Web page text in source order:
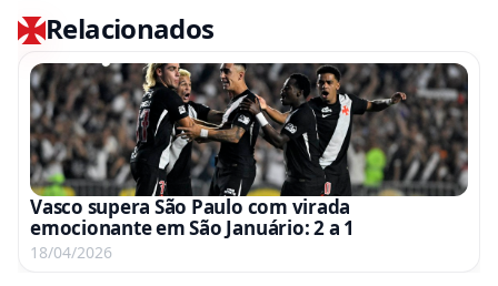
Relacionados
Vasco supera São Paulo com virada
emocionante em São Januário: 2 a 1
18/04/2026